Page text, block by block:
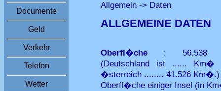
Documente
Geld
Verkehr
Telefon
Wetter
Allgemein -> Daten
ALLGEMEINE DATEN
Oberfl�che : 56.538
(Deutschland ist ...... Km�
�sterreich ........ 41.526 Km�.)
Oberfl�che einiger Insel (in